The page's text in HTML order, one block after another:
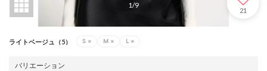
1/9
21
ライトベージュ（5） S × M × L ×
バリエーション